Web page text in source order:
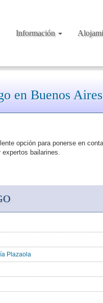
Información
en Buenos Aires
opción para ponerse en
bailarines.
Plazaola